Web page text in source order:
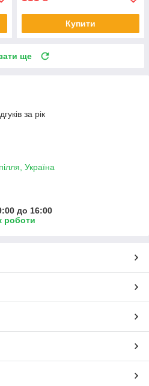
Купити
ще
за рік
Україна
до 16:00
роботи